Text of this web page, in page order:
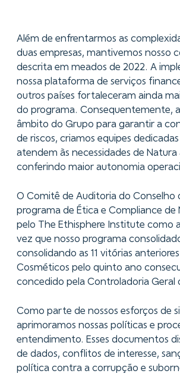
Além de enfrentarmos as
duas empresas, mantivemos nosso
descrita em meados de 2022. A
nossa plataforma de serviços
outros países fortaleceram ainda
do programa. Consequentemente,
âmbito do Grupo para garantir a
de riscos, criamos equipes
atendem às necessidades de
conferindo maior autonomia
O Comitê de Auditoria do Conselho
programa de Ética e Compliance
pelo The Ethisphere Institute como
vez que nosso programa
consolidando as 11 vitórias
Cosméticos pelo quinto ano
concedido pela Controladoria Geral
Como parte de nossos esforços de
aprimoramos nossas políticas e
entendimento. Esses documentos
de dados, conflitos de interesse,
política contra a corrupção e